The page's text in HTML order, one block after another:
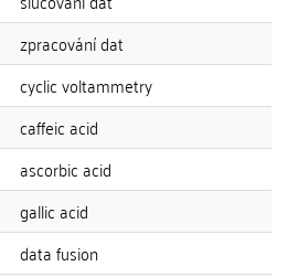
zpracování dat
cyclic voltammetry
caffeic acid
ascorbic acid
gallic acid
data fusion